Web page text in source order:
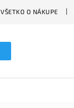
VŠETKO O NÁKUPE